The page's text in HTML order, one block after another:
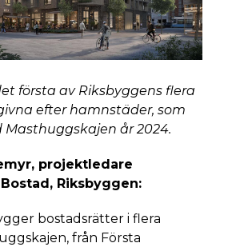
första av Riksbyggens flera
efter hamnstäder, som
Masthuggskajen år 2024.
projektledare
Riksbyggen:
bostadsrätter i flera
från Första